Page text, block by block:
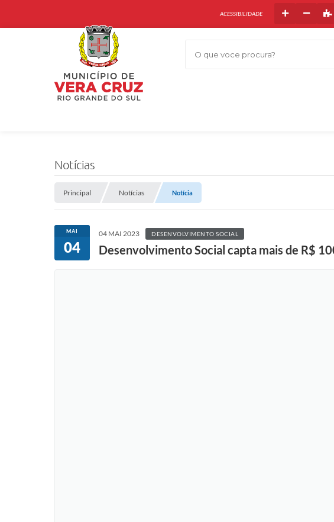
O que voce procura?
ACESSIBILIDADE
Notícias
Principal Notícias Notícia
MAI
04
04 MAI 2023 DESENVOLVIMENTO SOCIAL
Desenvolvimento Social capta mais de R$